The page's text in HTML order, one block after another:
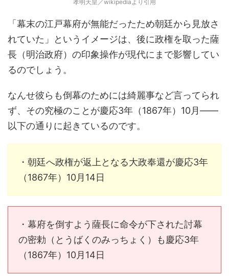
孝明天皇／wikipediaより引用
「幕末の江戸幕府が無能だったため朝廷から見放さ
れていた」というイメージは、後に政権を取った薩
長（明治政府）の印象操作が現代にまで影響してい
るのでしょう。
なんせ彼らも倒幕のためには綺麗事など言ってられ
ず、その究極のことが慶応3年（1867年）10月――
以下の通りに起きているのです。
・朝廷へ政権が返上となる大政奉還が慶応3年
（1867年）10月14日
・幕府を倒すよう薩長に命令が下された討幕
の密勅（とうばくのみっちょく）も慶応3年
（1867年）10月14日